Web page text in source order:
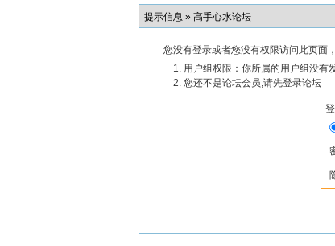
提示信息 » 高手心水论坛
您没有登录或者您没有权限访问此页面
用户组权限：你所属的用户组没有
您还不是论坛会员,请先登录论坛